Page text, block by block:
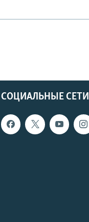
СОЦИАЛЬНЫЕ СЕТИ